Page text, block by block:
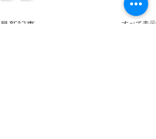
最新記事 すべて表示